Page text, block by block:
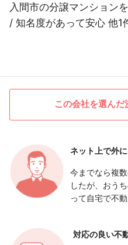
入間市の分譲マンション
/ 知名度があって安心 他1
この会社を選ん
ネット上で外
今までなら複
したが、おう
って自宅で不
対応の良い不